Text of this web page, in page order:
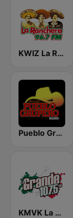
KWIZ La Ranchera 96.7 FM (US Only)
Pueblo Grupero Radio
KMVK La Grande 107.5 FM